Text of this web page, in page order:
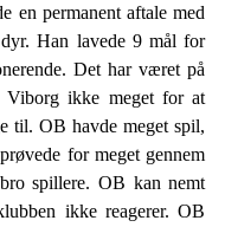
en permanent aftale med
Han lavede 9 mål for
Det har været på
Viborg ikke meget for at
til. OB havde meget spil,
for meget gennem
spillere. OB kan nemt
ikke reagerer. OB